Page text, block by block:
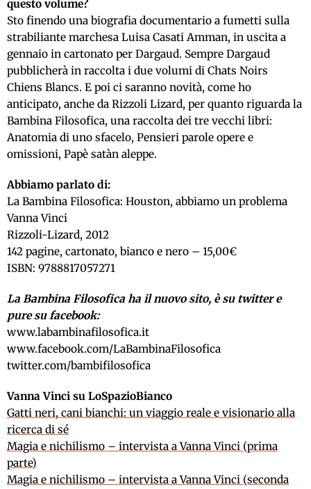
questo volume?
Sto finendo una biografia documentario a fumetti sulla
strabiliante marchesa Luisa Casati Amman, in uscita a
gennaio in cartonato per Dargaud. Sempre Dargaud
pubblicherà in raccolta i due volumi di Chats Noirs
Chiens Blancs. E poi ci saranno novità, come ho
anticipato, anche da Rizzoli Lizard, per quanto riguarda la
Bambina Filosofica, una raccolta dei tre vecchi libri:
Anatomia di uno sfacelo, Pensieri parole opere e
omissioni, Papè satàn aleppe.
Abbiamo parlato di:
La Bambina Filosofica: Houston, abbiamo un problema
Vanna Vinci
Rizzoli-Lizard, 2012
142 pagine, cartonato, bianco e nero – 15,00€
ISBN: 9788817057271
La Bambina Filosofica ha il nuovo sito, è su twitter e
pure su facebook:
www.labambinafilosofica.it
www.facebook.com/LaBambinaFilosofica
twitter.com/bambifilosofica
Vanna Vinci su LoSpazioBianco
Gatti neri, cani bianchi: un viaggio reale e visionario alla
ricerca di sé
Magia e nichilismo – intervista a Vanna Vinci (prima
parte)
Magia e nichilismo – intervista a Vanna Vinci (seconda